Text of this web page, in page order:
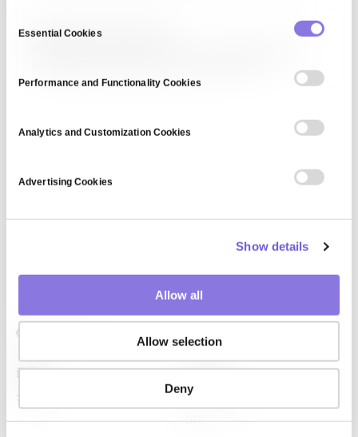
Essential Cookies
Performance and Functionality Cookies
Analytics and Customization Cookies
Advertising Cookies
Show details
Allow all
Allow selection
Deny
Reinforcement Learning
패러다임입니다. Q-learning, Policy Gradient, Actor-Critic, PPO
지도학습·비지도학습과 구분됩니다.
플랫폼 핵심 역량
LLM Capsule
DTS